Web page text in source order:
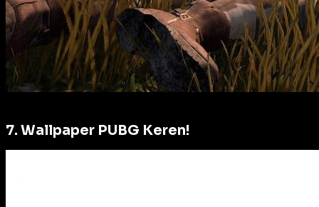
7. Wallpaper PUBG Keren!